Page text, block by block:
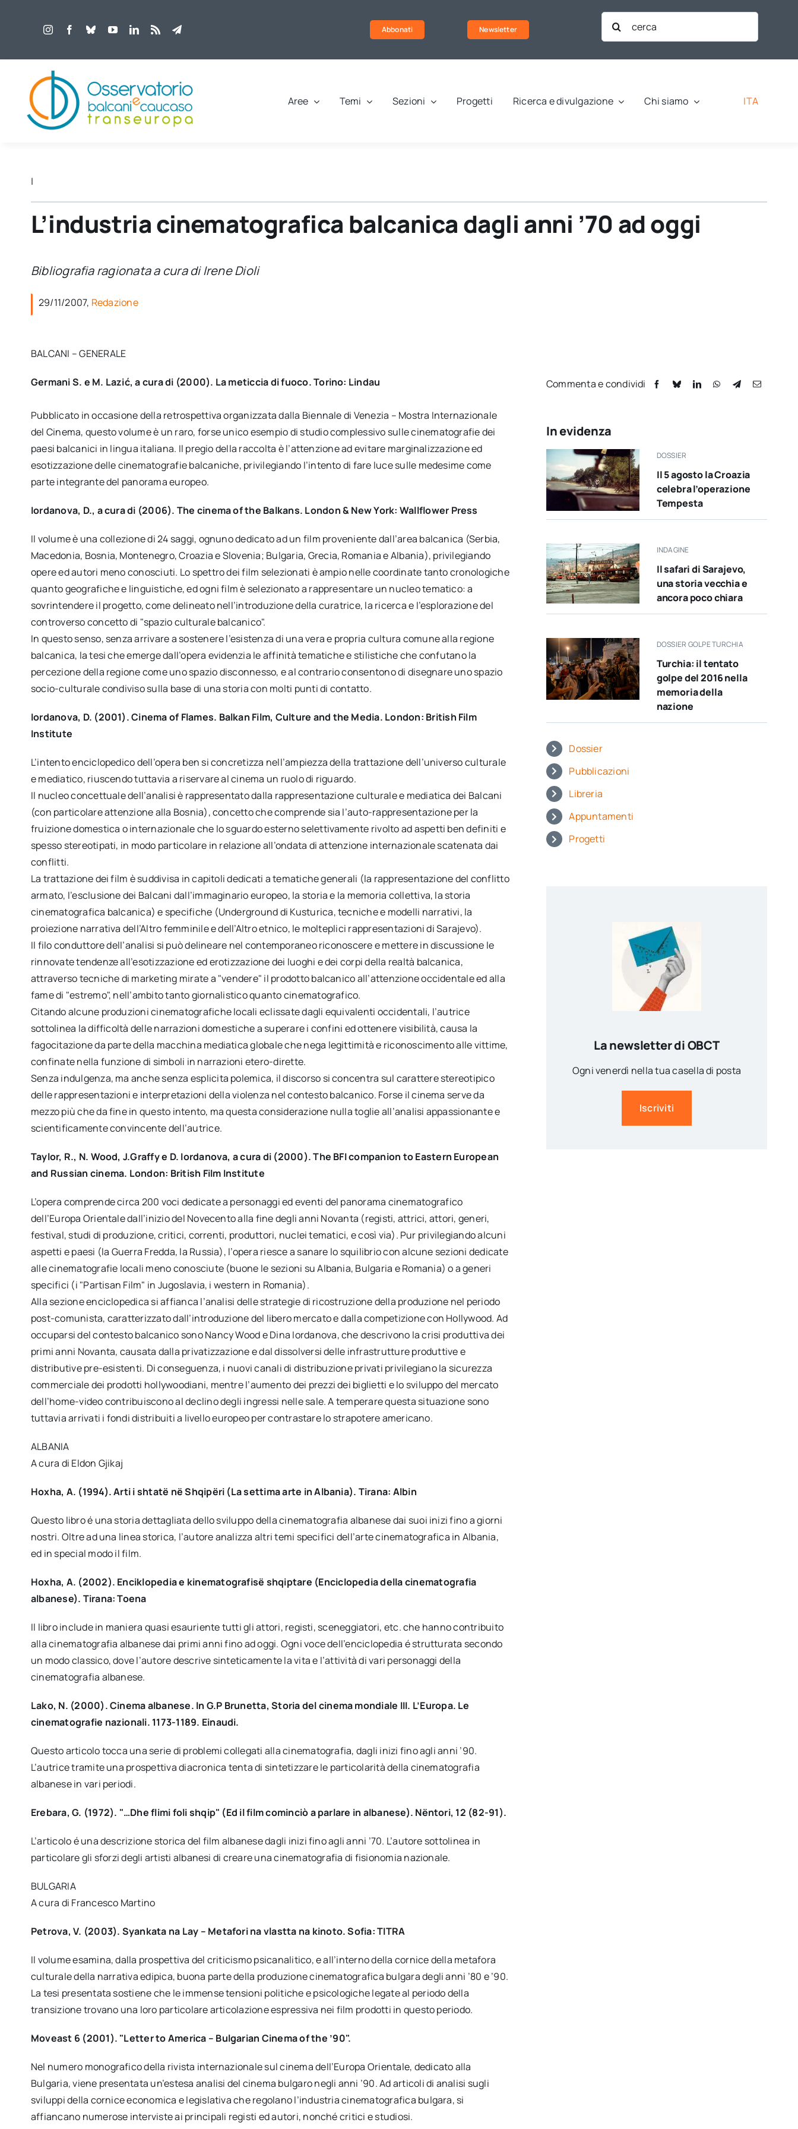
Abbonati Newsletter
Cerca
per:
Aree Temi Sezioni Progetti Ricerca e divulgazione Chi siamo ITA
|
L’industria cinematografica balcanica dagli anni ’70 ad oggi
Bibliografia ragionata a cura di Irene Dioli
29/11/2007, Redazione
BALCANI – GENERALE
Germani S. e M. Lazić, a cura di (2000). La meticcia di fuoco. Torino: Lindau
Pubblicato in occasione della retrospettiva organizzata dalla Biennale di Venezia – Mostra Internazionale
del Cinema, questo volume è un raro, forse unico esempio di studio complessivo sulle cinematografie dei
paesi balcanici in lingua italiana. Il pregio della raccolta è l’attenzione ad evitare marginalizzazione ed
esotizzazione delle cinematografie balcaniche, privilegiando l’intento di fare luce sulle medesime come
parte integrante del panorama europeo.
Iordanova, D., a cura di (2006). The cinema of the Balkans. London & New York: Wallflower Press
Il volume è una collezione di 24 saggi, ognuno dedicato ad un film proveniente dall’area balcanica (Serbia,
Macedonia, Bosnia, Montenegro, Croazia e Slovenia; Bulgaria, Grecia, Romania e Albania), privilegiando
opere ed autori meno conosciuti. Lo spettro dei film selezionati è ampio nelle coordinate tanto cronologiche
quanto geografiche e linguistiche, ed ogni film è selezionato a rappresentare un nucleo tematico: a
sovrintendere il progetto, come delineato nell’introduzione della curatrice, la ricerca e l’esplorazione del
controverso concetto di "spazio culturale balcanico".
In questo senso, senza arrivare a sostenere l’esistenza di una vera e propria cultura comune alla regione
balcanica, la tesi che emerge dall’opera evidenzia le affinità tematiche e stilistiche che confutano la
percezione della regione come uno spazio disconnesso, e al contrario consentono di disegnare uno spazio
socio-culturale condiviso sulla base di una storia con molti punti di contatto.
Iordanova, D. (2001). Cinema of Flames. Balkan Film, Culture and the Media. London: British Film
Institute
L’intento enciclopedico dell’opera ben si concretizza nell’ampiezza della trattazione dell’universo culturale
e mediatico, riuscendo tuttavia a riservare al cinema un ruolo di riguardo.
Il nucleo concettuale dell’analisi è rappresentato dalla rappresentazione culturale e mediatica dei Balcani
(con particolare attenzione alla Bosnia), concetto che comprende sia l’auto-rappresentazione per la
fruizione domestica o internazionale che lo sguardo esterno selettivamente rivolto ad aspetti ben definiti e
spesso stereotipati, in modo particolare in relazione all’ondata di attenzione internazionale scatenata dai
conflitti.
La trattazione dei film è suddivisa in capitoli dedicati a tematiche generali (la rappresentazione del conflitto
armato, l’esclusione dei Balcani dall’immaginario europeo, la storia e la memoria collettiva, la storia
cinematografica balcanica) e specifiche (Underground di Kusturica, tecniche e modelli narrativi, la
proiezione narrativa dell’Altro femminile e dell’Altro etnico, le molteplici rappresentazioni di Sarajevo).
Il filo conduttore dell’analisi si può delineare nel contemporaneo riconoscere e mettere in discussione le
rinnovate tendenze all’esotizzazione ed erotizzazione dei luoghi e dei corpi della realtà balcanica,
attraverso tecniche di marketing mirate a "vendere" il prodotto balcanico all’attenzione occidentale ed alla
fame di "estremo", nell’ambito tanto giornalistico quanto cinematografico.
Citando alcune produzioni cinematografiche locali eclissate dagli equivalenti occidentali, l’autrice
sottolinea la difficoltà delle narrazioni domestiche a superare i confini ed ottenere visibilità, causa la
fagocitazione da parte della macchina mediatica globale che nega legittimità e riconoscimento alle vittime,
confinate nella funzione di simboli in narrazioni etero-dirette.
Senza indulgenza, ma anche senza esplicita polemica, il discorso si concentra sul carattere stereotipico
delle rappresentazioni e interpretazioni della violenza nel contesto balcanico. Forse il cinema serve da
mezzo più che da fine in questo intento, ma questa considerazione nulla toglie all’analisi appassionante e
scientificamente convincente dell’autrice.
Taylor, R., N. Wood, J.Graffy e D. Iordanova, a cura di (2000). The BFI companion to Eastern European
and Russian cinema. London: British Film Institute
L’opera comprende circa 200 voci dedicate a personaggi ed eventi del panorama cinematografico
dell’Europa Orientale dall’inizio del Novecento alla fine degli anni Novanta (registi, attrici, attori, generi,
festival, studi di produzione, critici, correnti, produttori, nuclei tematici, e così via). Pur privilegiando alcuni
aspetti e paesi (la Guerra Fredda, la Russia), l’opera riesce a sanare lo squilibrio con alcune sezioni dedicate
alle cinematografie locali meno conosciute (buone le sezioni su Albania, Bulgaria e Romania) o a generi
specifici (i "Partisan Film" in Jugoslavia, i western in Romania).
Alla sezione enciclopedica si affianca l’analisi delle strategie di ricostruzione della produzione nel periodo
post-comunista, caratterizzato dall’introduzione del libero mercato e dalla competizione con Hollywood. Ad
occuparsi del contesto balcanico sono Nancy Wood e Dina Iordanova, che descrivono la crisi produttiva dei
primi anni Novanta, causata dalla privatizzazione e dal dissolversi delle infrastrutture produttive e
distributive pre-esistenti. Di conseguenza, i nuovi canali di distribuzione privati privilegiano la sicurezza
commerciale dei prodotti hollywoodiani, mentre l’aumento dei prezzi dei biglietti e lo sviluppo del mercato
dell’home-video contribuiscono al declino degli ingressi nelle sale. A temperare questa situazione sono
tuttavia arrivati i fondi distribuiti a livello europeo per contrastare lo strapotere americano.
ALBANIA
A cura di Eldon Gjikaj
Hoxha, A. (1994). Arti i shtatë në Shqipëri (La settima arte in Albania). Tirana: Albin
Questo libro é una storia dettagliata dello sviluppo della cinematografia albanese dai suoi inizi fino a giorni
nostri. Oltre ad una linea storica, l’autore analizza altri temi specifici dell’arte cinematografica in Albania,
ed in special modo il film.
Hoxha, A. (2002). Enciklopedia e kinematografisë shqiptare (Enciclopedia della cinematografia
albanese). Tirana: Toena
Il libro include in maniera quasi esauriente tutti gli attori, registi, sceneggiatori, etc. che hanno contribuito
alla cinematografia albanese dai primi anni fino ad oggi. Ogni voce dell’enciclopedia é strutturata secondo
un modo classico, dove l’autore descrive sinteticamente la vita e l’attività di vari personaggi della
cinematografia albanese.
Lako, N. (2000). Cinema albanese. In G.P Brunetta, Storia del cinema mondiale III. L’Europa. Le
cinematografie nazionali. 1173-1189. Einaudi.
Questo articolo tocca una serie di problemi collegati alla cinematografia, dagli inizi fino agli anni ’90.
L’autrice tramite una prospettiva diacronica tenta di sintetizzare le particolarità della cinematografia
albanese in vari periodi.
Erebara, G. (1972). "…Dhe flimi foli shqip" (Ed il film cominciò a parlare in albanese). Nëntori, 12 (82-91).
L’articolo é una descrizione storica del film albanese dagli inizi fino agli anni ’70. L’autore sottolinea in
particolare gli sforzi degli artisti albanesi di creare una cinematografia di fisionomia nazionale.
BULGARIA
A cura di Francesco Martino
Petrova, V. (2003). Syankata na Lay – Metafori na vlastta na kinoto. Sofia: TITRA
Il volume esamina, dalla prospettiva del criticismo psicanalitico, e all’interno della cornice della metafora
culturale della narrativa edipica, buona parte della produzione cinematografica bulgara degli anni ’80 e ’90.
La tesi presentata sostiene che le immense tensioni politiche e psicologiche legate al periodo della
transizione trovano una loro particolare articolazione espressiva nei film prodotti in questo periodo.
Moveast 6 (2001). "Letter to America – Bulgarian Cinema of the ’90".
Nel numero monografico della rivista internazionale sul cinema dell’Europa Orientale, dedicato alla
Bulgaria, viene presentata un’estesa analisi del cinema bulgaro negli anni ’90. Ad articoli di analisi sugli
sviluppi della cornice economica e legislativa che regolano l’industria cinematografica bulgara, si
affiancano numerose interviste ai principali registi ed autori, nonché critici e studiosi.
Commenta e condividi
In evidenza
DOSSIER
Il 5 agosto la Croazia
celebra l’operazione
Tempesta
INDAGINE
Il safari di Sarajevo,
una storia vecchia e
ancora poco chiara
DOSSIER GOLPE TURCHIA
Turchia: il tentato
golpe del 2016 nella
memoria della
nazione
Dossier
Pubblicazioni
Libreria
Appuntamenti
Progetti
La newsletter di OBCT
Ogni venerdì nella tua casella di posta
Iscriviti